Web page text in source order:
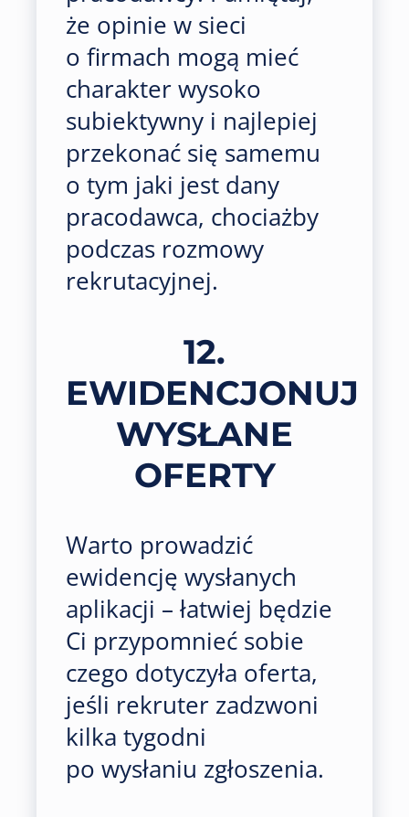
że opinie w sieci
o firmach mogą mieć
charakter wysoko
subiektywny i najlepiej
przekonać się samemu
o tym jaki jest dany
pracodawca, chociażby
podczas rozmowy
rekrutacyjnej.
12.
EWIDENCJONUJ
WYSŁANE
OFERTY
Warto prowadzić
ewidencję wysłanych
aplikacji – łatwiej będzie
Ci przypomnieć sobie
czego dotyczyła oferta,
jeśli rekruter zadzwoni
kilka tygodni
po wysłaniu zgłoszenia.